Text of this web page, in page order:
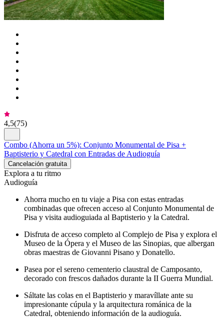
4,5(75)
Combo (Ahorra un 5%): Conjunto Monumental de Pisa +
Baptisterio y Catedral con Entradas de Audioguía
Cancelación gratuita
Explora a tu ritmo
Audioguía
Ahorra mucho en tu viaje a Pisa con estas entradas
combinadas que ofrecen acceso al Conjunto Monumental de
Pisa y visita audioguiada al Baptisterio y la Catedral.
Disfruta de acceso completo al Complejo de Pisa y explora el
Museo de la Ópera y el Museo de las Sinopias, que albergan
obras maestras de Giovanni Pisano y Donatello.
Pasea por el sereno cementerio claustral de Camposanto,
decorado con frescos dañados durante la II Guerra Mundial.
Sáltate las colas en el Baptisterio y maravíllate ante su
impresionante cúpula y la arquitectura románica de la
Catedral, obteniendo información de la audioguía.